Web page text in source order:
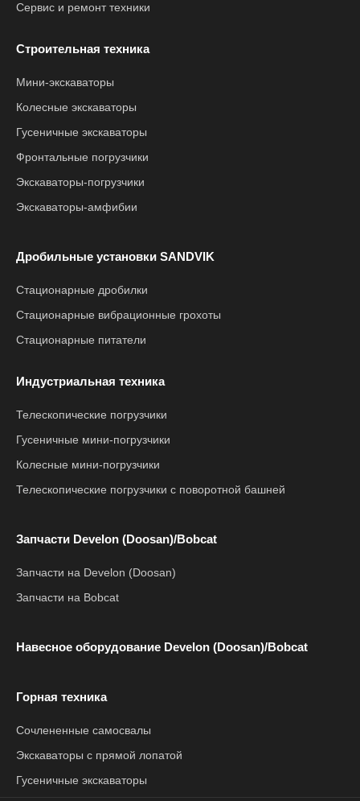
Сервис и ремонт техники
Строительная техника
Мини-экскаваторы
Колесные экскаваторы
Гусеничные экскаваторы
Фронтальные погрузчики
Экскаваторы-погрузчики
Экскаваторы-амфибии
Дробильные установки SANDVIK
Стационарные дробилки
Стационарные вибрационные грохоты
Стационарные питатели
Индустриальная техника
Телескопические погрузчики
Гусеничные мини-погрузчики
Колесные мини-погрузчики
Телескопические погрузчики с поворотной башней
Запчасти Develon (Doosan)/Bobcat
Запчасти на Develon (Doosan)
Запчасти на Bobcat
Навесное оборудование Develon (Doosan)/Bobcat
Горная техника
Сочлененные самосвалы
Экскаваторы с прямой лопатой
Гусеничные экскаваторы